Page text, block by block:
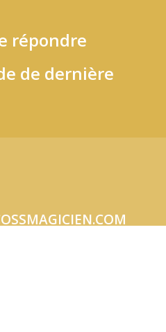
répondre
de dernière